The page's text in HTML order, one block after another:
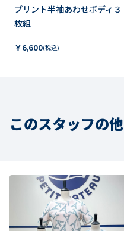
プリント半袖あわせボディ３
枚組
￥ 6,600(税込)
このスタッフの